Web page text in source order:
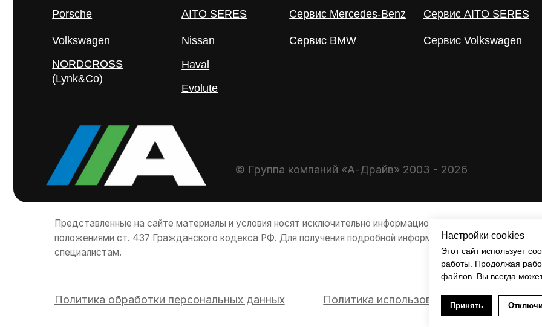
Настройки cookies
Этот сайт использует
работы. Продолжая
файлов. Вы всегда
Принять
положениями ст. 437 Гражданского кодекса РФ. Для получения подробной информации о продуктах, услугах и их
специалистам.
© Группа компаний «А-Драйв» 2003 - 2026
Политика обработки персональных данных